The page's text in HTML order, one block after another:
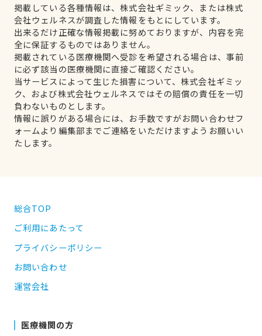
掲載している各種情報は、株式会社ギミック、または株式
会社ウェルネスが調査した情報をもとにしています。
出来るだけ正確な情報掲載に努めておりますが、内容を完
全に保証するものではありません。
掲載されている医療機関へ受診を希望される場合は、事前
に必ず該当の医療機関に直接ご確認ください。
当サービスによって生じた損害について、株式会社ギミッ
ク、および株式会社ウェルネスではその賠償の責任を一切
負わないものとします。
情報に誤りがある場合には、お手数ですがお問い合わせフ
ォームより編集部までご連絡をいただけますようお願いい
たします。
総合TOP
ご利用にあたって
プライバシーポリシー
お問い合わせ
運営会社
医療機関の方